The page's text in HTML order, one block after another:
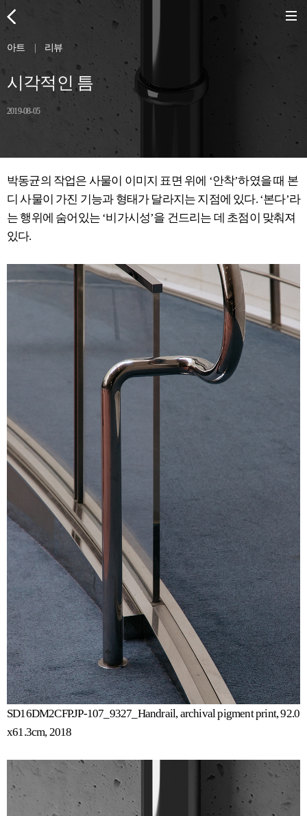
아트 리뷰
시각적인 틈
2019-08-05
박동균의 작업은 사물이 이미지 표면 위에 ‘안착’하였을 때 본
디 사물이 가진 기능과 형태가 달라지는 지점에 있다. ‘본다’라
는 행위에 숨어있는 ‘비가시성’을 건드리는 데 초점이 맞춰져
있다.
SD16DM2CFP.JP-107_9327_Handrail, archival pigment print, 92.0
x61.3cm, 2018